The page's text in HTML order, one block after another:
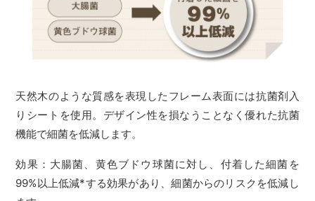
天然木のような質感を表現したフレーム表面には抗菌剤入
りシートを使用。デザイン性を損なうことなく優れた抗菌
機能で細菌を低減します。
効果：大腸菌、黄色ブドウ球菌に対し、付着した細菌を
99%以上低減*する効果があり、細菌からのリスクを低減し